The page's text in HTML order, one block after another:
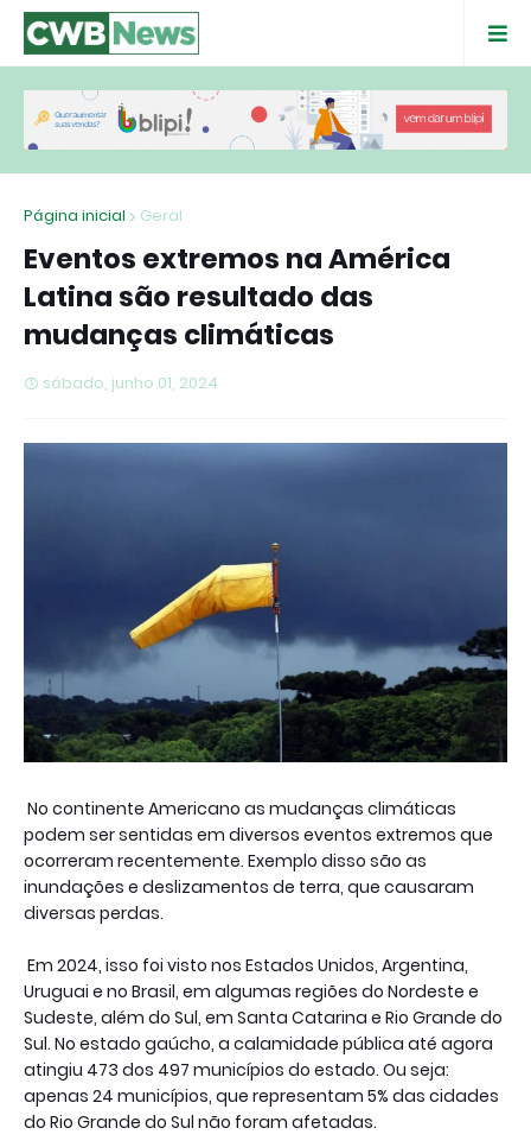
Página inicial Geral
Eventos extremos na América
Latina são resultado das
mudanças climáticas
sábado, junho 01, 2024
No continente Americano as mudanças climáticas
podem ser sentidas em diversos eventos extremos que
ocorreram recentemente. Exemplo disso são as
inundações e deslizamentos de terra, que causaram
diversas perdas.
Em 2024, isso foi visto nos Estados Unidos, Argentina,
Uruguai e no Brasil, em algumas regiões do Nordeste e
Sudeste, além do Sul, em Santa Catarina e Rio Grande do
Sul. No estado gaúcho, a calamidade pública até agora
atingiu 473 dos 497 municípios do estado. Ou seja:
apenas 24 municípios, que representam 5% das cidades
do Rio Grande do Sul não foram afetadas.